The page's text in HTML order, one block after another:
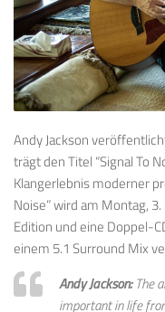
Andy Jackson
trägt den Titel “Signal To
Klangerlebnis moderner
Noise” wird am Montag,
Edition und eine Doppel-
einem 5.1 Surround Mix
Andy Jackson:The
important in life